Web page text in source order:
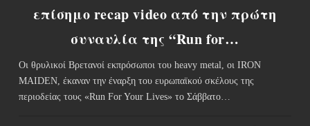
επίσημο recap video από την πρώτη
συναυλία της “Run for…
Οι θρυλικοί Βρετανοί εκπρόσωποι του heavy metal, οι IRON
MAIDEN, έκαναν την έναρξη του ευρωπαϊκού σκέλους της
περιοδείας τους «Run For Your Lives» το Σάββατο…